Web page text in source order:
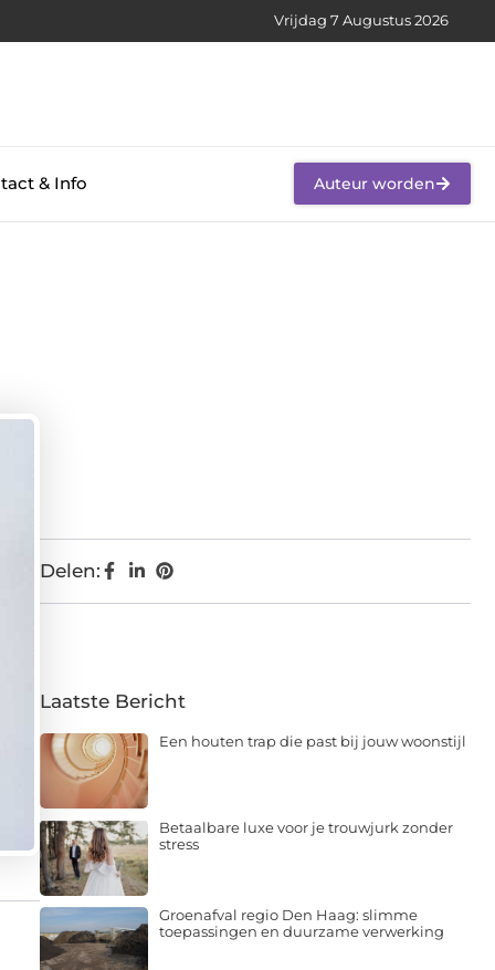
Vrijdag 7 Augustus 2026
& Info Auteur worden
Delen:
Laatste Bericht
Een houten trap die past bij jouw woonstijl
Betaalbare luxe voor je trouwjurk zonder
stress
Groenafval regio Den Haag: slimme
toepassingen en duurzame verwerking